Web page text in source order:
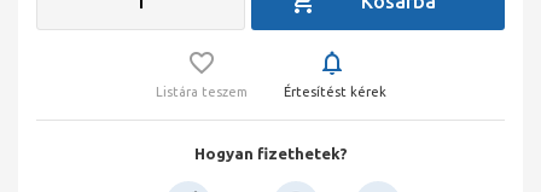
Listára teszem Értesítést kérek
Hogyan fizethetek?